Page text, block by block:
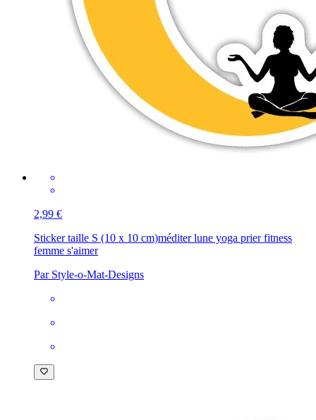
2,99 €
Sticker taille S (10 x 10 cm)méditer lune yoga prier fitness
femme s'aimer
Par Style-o-Mat-Designs